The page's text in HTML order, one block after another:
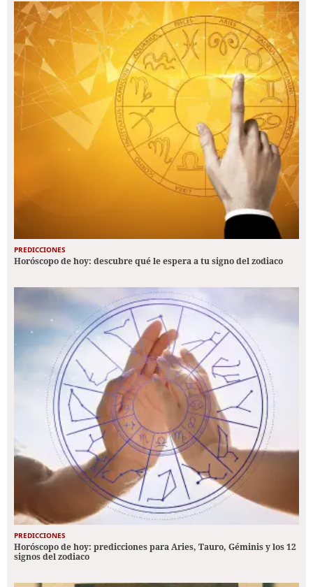
PREDICCIONES
Horóscopo de hoy: descubre qué le espera a tu signo del zodiaco
PREDICCIONES
Horóscopo de hoy: predicciones para Aries, Tauro, Géminis y los 12
signos del zodiaco